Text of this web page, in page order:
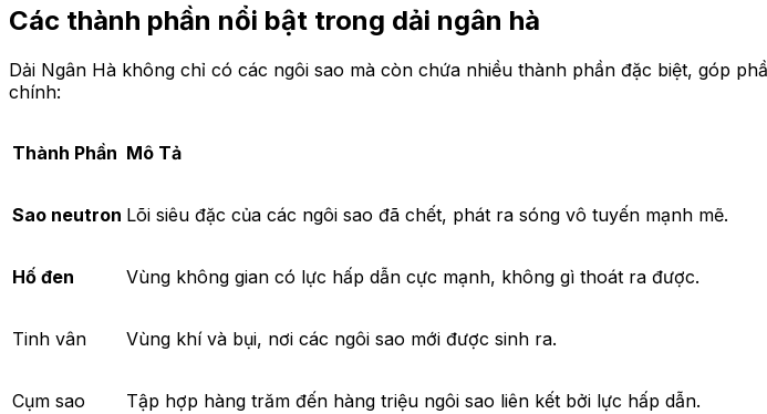
Các thành phần nổi bật trong dải ngân hà
Dải Ngân Hà không chỉ có các ngôi sao mà còn chứa nhiều thành phần đặc biệt, góp
chính:
Thành Phần Mô Tả
Sao neutron Lõi siêu đặc của các ngôi sao đã chết, phát ra sóng vô tuyến mạnh mẽ.
Hố đen Vùng không gian có lực hấp dẫn cực mạnh, không gì thoát ra được.
Tinh vân Vùng khí và bụi, nơi các ngôi sao mới được sinh ra.
Cụm sao Tập hợp hàng trăm đến hàng triệu ngôi sao liên kết bởi lực hấp dẫn.